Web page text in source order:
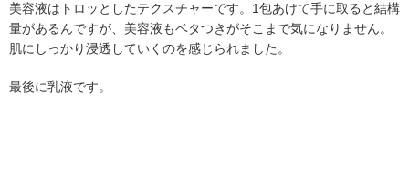
美容液はトロッとしたテクスチャーです。1包あけて手に取ると結構
量があるんですが、美容液もベタつきがそこまで気になりません。
肌にしっかり浸透していくのを感じられました。
最後に乳液です。